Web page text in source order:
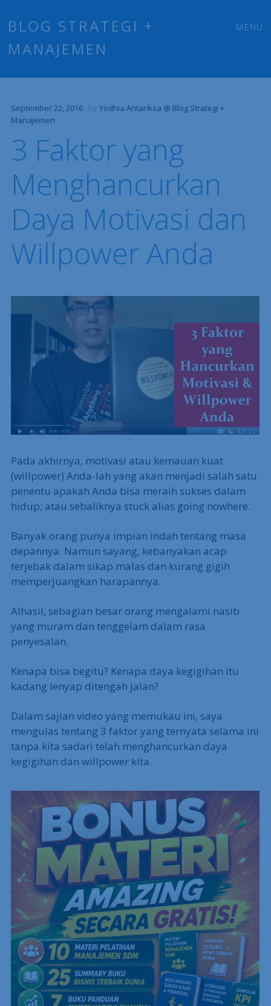
BLOG STRATEGI +
MANAJEMEN
MENU
September 22, 2016 by Yodhia Antariksa @ Blog Strategi +
Manajemen
3 Faktor yang
Menghancurkan
Daya Motivasi dan
Willpower Anda
Pada akhirnya, motivasi atau kemauan kuat
(willpower) Anda-lah yang akan menjadi salah satu
penentu apakah Anda bisa meraih sukses dalam
hidup; atau sebaliknya stuck alias going nowhere.
Banyak orang punya impian indah tentang masa
depannya. Namun sayang, kebanyakan acap
terjebak dalam sikap malas dan kurang gigih
memperjuangkan harapannya.
Alhasil, sebagian besar orang mengalami nasib
yang muram dan tenggelam dalam rasa
penyesalan.
Kenapa bisa begitu? Kenapa daya kegigihan itu
kadang lenyap ditengah jalan?
Dalam sajian video yang memukau ini, saya
mengulas tentang 3 faktor yang ternyata selama ini
tanpa kita sadari telah menghancurkan daya
kegigihan dan willpower kita.